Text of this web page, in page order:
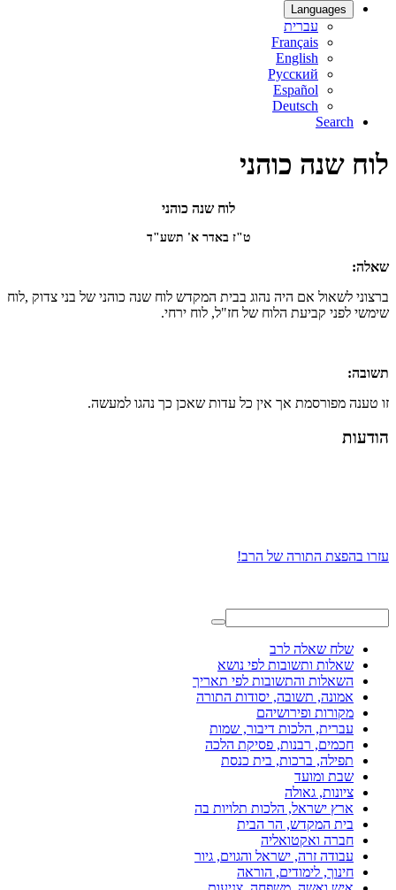
Languages
עברית
Français
English
Русский
Español
Deutsch
Search
לוח שנה כוהני
לוח שנה כוהני
ט"ז באדר א' תשע"ד
שאלה:
ברצוני לשאול אם היה נהוג בבית המקדש לוח שנה כוהני של בני צדוק ,לוח
שימשי לפני קביעת הלוח של חז"ל, לוח ירחי.
תשובה:
זו טענה מפורסמת אך אין כל עדות שאכן כך נהגו למעשה.
הודעות
עזרו בהפצת התורה של הרב!
שלח שאלה לרב
שאלות ותשובות לפי נושא
השאלות והתשובות לפי תאריך
אמונה, תשובה, יסודות התורה
מקורות ופירושיהם
עברית, הלכות דיבור, שמות
חכמים, רבנות, פסיקת הלכה
תפילה, ברכות, בית כנסת
שבת ומועד
ציונות, גאולה
ארץ ישראל, הלכות תלויות בה
בית המקדש, הר הבית
חברה ואקטואליה
עבודה זרה, ישראל והגוים, גיור
חינוך, לימודים, הוראה